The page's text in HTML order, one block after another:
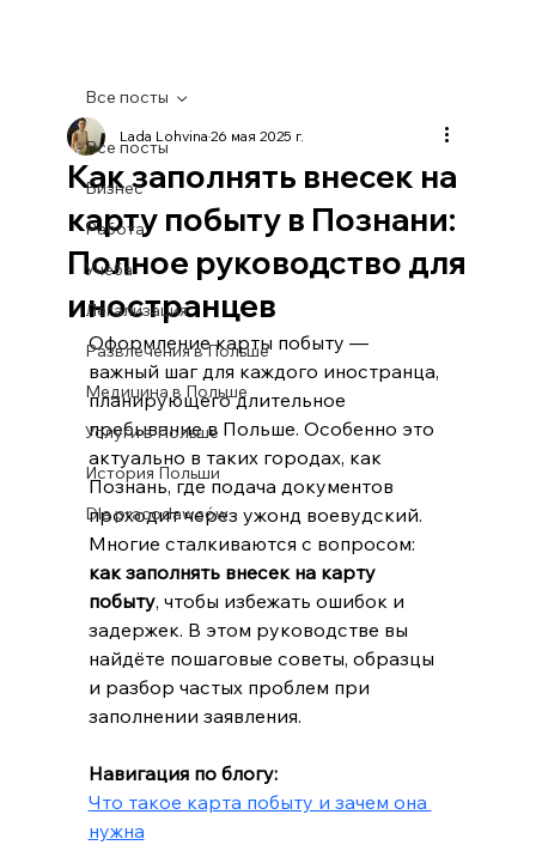
Все посты
Бизнес
Работа
Учеба
Легализация
Развлечения в Польше
Медицина в Польше
Услуги в Польше
История Польши
Dla pracodawców
Все посты
Как заполнять внесек на
карту побыту в Познани:
Полное руководство для
иностранцев
Lada Lohvina26 мая 2025 г.
Оформление карты побыту —
важный шаг для каждого иностранца,
планирующего длительное
пребывание в Польше. Особенно это
актуально в таких городах, как
Познань, где подача документов
проходит через ужонд воевудский.
Многие сталкиваются с вопросом:
как заполнять внесек на карту
побыту, чтобы избежать ошибок и
задержек. В этом руководстве вы
найдёте пошаговые советы, образцы
и разбор частых проблем при
заполнении заявления.
Навигация по блогу:
Что такое карта побыту и зачем она
нужна